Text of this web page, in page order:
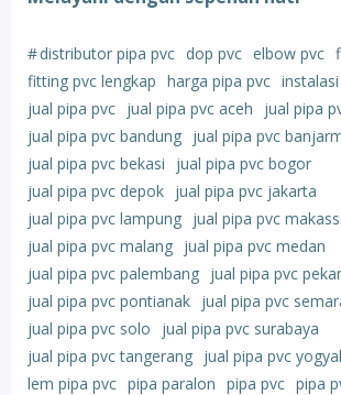
#distributor pipa pvc dop pvc elbow pvc
fitting pvc lengkap harga pipa pvc
jual pipa pvc jual pipa pvc aceh
jual pipa
jual pipa pvc bandung jual pipa pvc
jual pipa pvc bekasi
jual pipa pvc bogor
jual pipa pvc depok jual pipa pvc jakarta
jual pipa pvc lampung jual pipa pvc
jual pipa pvc malang jual pipa pvc medan
jual pipa pvc palembang jual pipa pvc
jual pipa pvc pontianak jual pipa pvc
jual pipa pvc solo
jual pipa pvc surabaya
jual pipa pvc tangerang jual pipa pvc
lem pipa pvc pipa paralon pipa pvc pipa